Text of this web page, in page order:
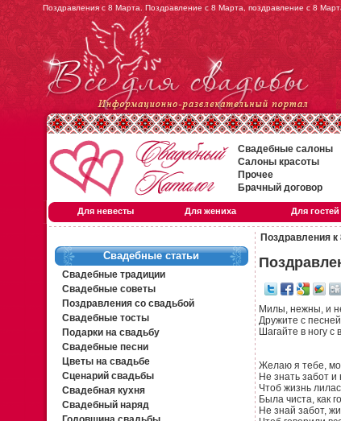
Поздравления с 8 Марта. Поздравление с 8 Марта, поздравление с 8
Свадебные салоны
Салоны красоты
Прочее
Брачный договор
Для невесты Для жениха Для гостей
Свадебные статьи
Свадебные традиции
Свадебные советы
Поздравления со свадьбой
Свадебные тосты
Подарки на свадьбу
Свадебные песни
Цветы на свадьбе
Сценарий свадьбы
Свадебная кухня
Свадебный наряд
Поздравления к
Милы, нежны, и
Дружите с
Шагайте в ногу с
Желаю я тебе,
Не знать забот и
Чтоб жизнь
Была чиста, как
Не знай забот,